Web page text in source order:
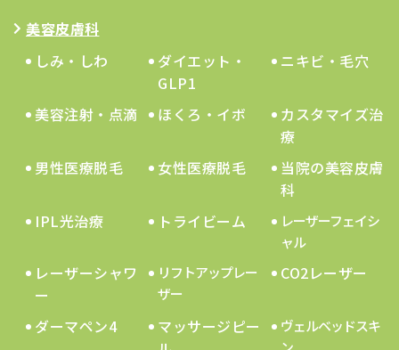
美容皮膚科
しみ・しわ
ダイエット・
GLP1
ニキビ・毛穴
美容注射・点滴 ほくろ・イボ
カスタマイズ治
療
男性医療脱毛
女性医療脱毛
当院の美容皮膚
科
IPL光治療
トライビーム
レーザーフェイシ
ャル
レーザーシャワ
ー
リフトアップレー
ザー
CO2レーザー
ダーマペン4
マッサージピー
ヴェルベッドスキ